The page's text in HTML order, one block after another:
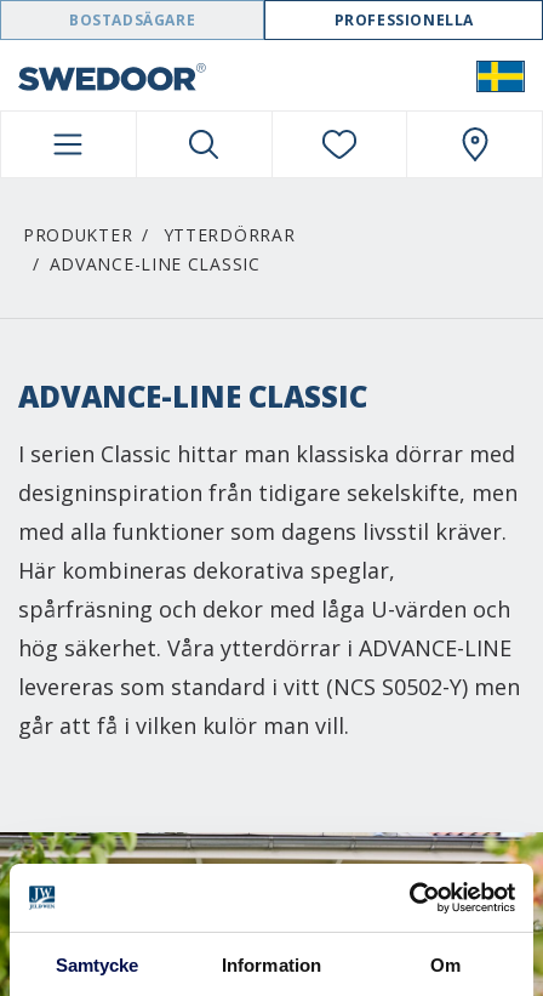
Samtycke Information Om
SWEDOOR NAVIGATION
BOSTADSÄGARE PROFESSIONELLA
PRODUKTER
YTTERDÖRRAR
ADVANCE-LINE CLASSIC
ADVANCE-LINE CLASSIC
I serien Classic hittar man klassiska dörrar med
designinspiration från tidigare sekelskifte, men
med alla funktioner som dagens livsstil kräver.
Här kombineras dekorativa speglar,
spårfräsning och dekor med låga U-värden och
hög säkerhet. Våra ytterdörrar i ADVANCE-LINE
levereras som standard i vitt (NCS S0502-Y) men
går att få i vilken kulör man vill.